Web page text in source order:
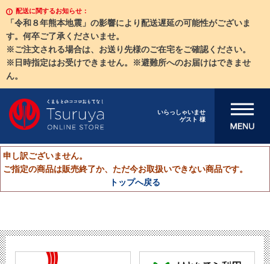
配送に関するお知らせ：
「令和８年熊本地震」の影響により配送遅延の可能性がございま
す。何卒ご了承くださいませ。
※ご注文される場合は、お送り先様のご在宅をご確認ください。
※日時指定はお受けできません。※避難所へのお届けはできませ
ん。
いらっしゃいませ
ゲスト 様
メニューを開
申し訳ございません。
ご指定の商品は販売終了か、ただ今お取扱いできない商品です。
トップへ戻る